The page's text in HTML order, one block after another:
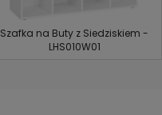
Szafka na Buty z Siedziskiem -
LHS010W01